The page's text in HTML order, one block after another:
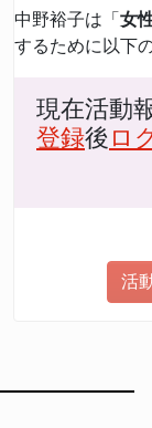
中野裕子は「女
するために以下
現在活動
登録後 ロ
活